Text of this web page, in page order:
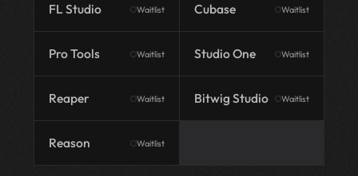
FL Studio Waitlist Cubase Waitlist
Pro Tools Waitlist Studio One Waitlist
Reaper Waitlist Bitwig Studio Waitlist
Reason Waitlist